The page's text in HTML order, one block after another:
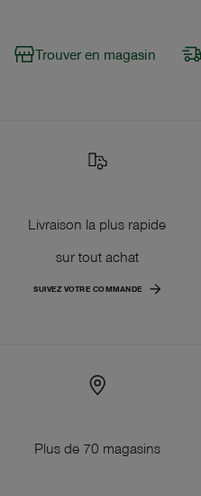
Trouver en magasin
Livraison la plus rapide
sur tout achat
SUIVEZ VOTRE COMMANDE
Plus de 70 magasins